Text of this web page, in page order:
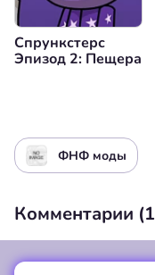
Спрункстерс
Эпизод 2: Пещера
ФНФ моды
Комментарии (1